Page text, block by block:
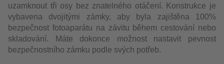
uzamknout tři osy bez znatelného otáčení. Konstrukce je
vybavena dvojitými zámky, aby byla zajištěna 100%
bezpečnost fotoaparátu na závitu během cestování nebo
skladování. Máte dokonce možnost nastavit pevnost
bezpečnostního zámku podle svých potřeb.